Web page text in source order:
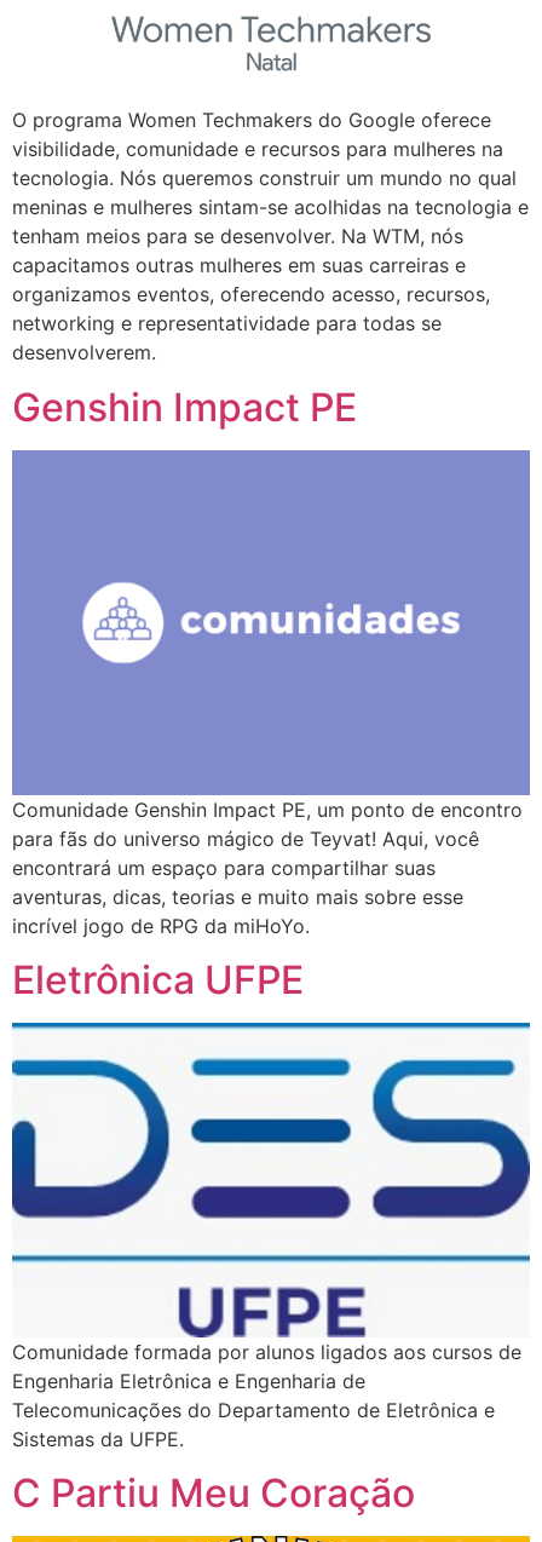
O programa Women Techmakers do Google oferece
visibilidade, comunidade e recursos para mulheres na
tecnologia. Nós queremos construir um mundo no qual
meninas e mulheres sintam-se acolhidas na tecnologia e
tenham meios para se desenvolver. Na WTM, nós
capacitamos outras mulheres em suas carreiras e
organizamos eventos, oferecendo acesso, recursos,
networking e representatividade para todas se
desenvolverem.
Genshin Impact PE
Comunidade Genshin Impact PE, um ponto de encontro
para fãs do universo mágico de Teyvat! Aqui, você
encontrará um espaço para compartilhar suas
aventuras, dicas, teorias e muito mais sobre esse
incrível jogo de RPG da miHoYo.
Eletrônica UFPE
Comunidade formada por alunos ligados aos cursos de
Engenharia Eletrônica e Engenharia de
Telecomunicações do Departamento de Eletrônica e
Sistemas da UFPE.
C Partiu Meu Coração